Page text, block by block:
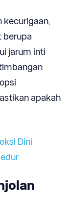
kecurigaan,
berupa
jarum inti
apakah
Dini